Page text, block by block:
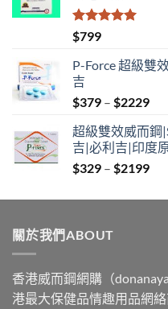
評分
滿分 5
$799
P-Force 超級雙
吉
$379 – $2229
超級雙效威而鋼
吉|必利吉|印度
$329 – $2199
關於我們ABOUT
香港威而鋼網購（
港最大保健品情趣用品網